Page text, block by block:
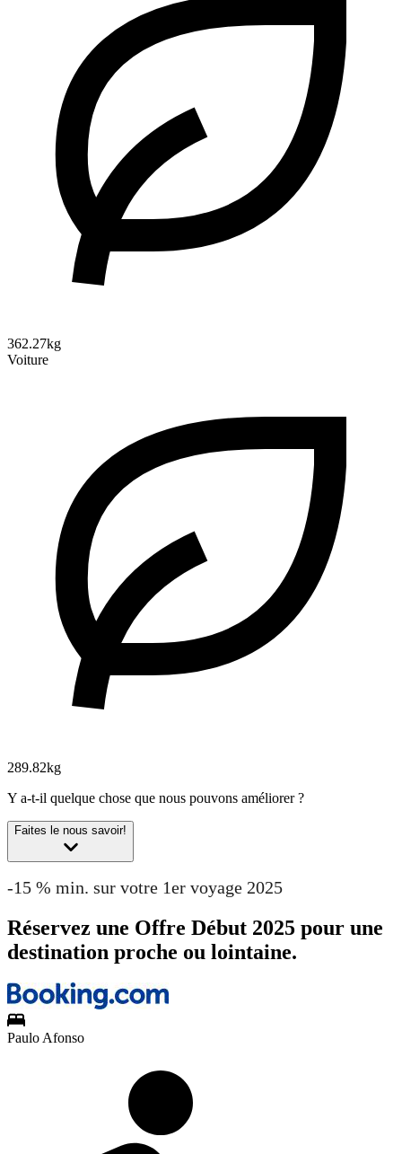
362.27kg
Voiture
289.82kg
Y a-t-il quelque chose que nous pouvons améliorer ?
Faites le nous savoir!
-15 % min. sur votre 1er voyage 2025
Réservez une Offre Début 2025 pour une
destination proche ou lointaine.
Paulo Afonso